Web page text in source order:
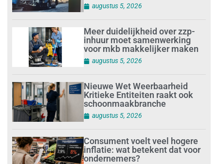
augustus 5, 2026
Meer duidelijkheid over zzp-
inhuur moet samenwerking
voor mkb makkelijker maken
augustus 5, 2026
Nieuwe Wet Weerbaarheid
Kritieke Entiteiten raakt ook
schoonmaakbranche
augustus 5, 2026
Consument voelt veel hogere
inflatie: wat betekent dat voor
ondernemers?